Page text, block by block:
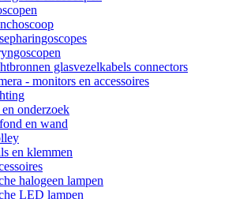
glasvezelkabels connectors
- monitors en accessoires
onderzoek
en wand
en klemmen
halogeen lampen
LED lampen